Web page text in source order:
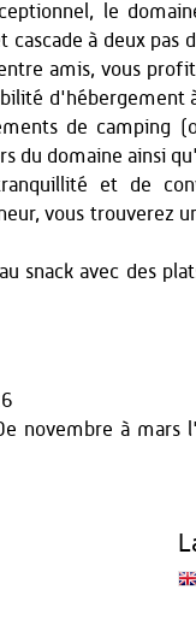
le
à deux
amis, vous
d'hébergement
de camping
du domaine ainsi
et de
vous trouverez
snack avec des
novembre à mars